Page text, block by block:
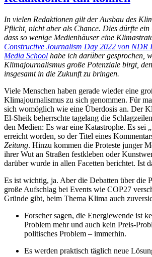
In vielen Redaktionen gilt der Ausbau des
Pflicht, nicht aber als Chance. Dies dürfte ein
dass so wenige Medienhäuser eine
Constructive Journalism Day 2022 von NDR
Media School habe ich darüber gesprochen,
Klimajournalismus große Potenziale birgt,
insgesamt in die Zukunft zu bringen.
Viele Menschen haben gerade wieder eine
Klimajournalismus zu sich genommen. Für
sich womöglich wie eine Überdosis an. Der
El-Sheik beherrschte tagelang die
den Medien: Es war eine Katastrophe. Es sei
erreicht worden, so der Titel eines
Zeitung. Hinzu kommen die Proteste junger
ihrer Wut an Straßen festkleben oder
darüber wurde in allen Facetten berichtet. Ist
Es ist wichtig, ja. Aber die Debatten über die
große Aufschlag bei Events wie COP27
Gründe gibt, beim Thema Klima auch
Forscher sagen, die Energiewende ist
Problem mehr und auch kein Preis-
politisches Problem – immerhin.
Es werden praktisch täglich neue